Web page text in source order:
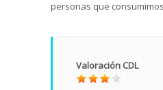
personas que
Valoración CDL